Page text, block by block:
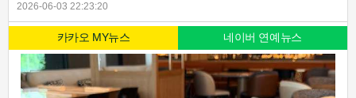
2026-06-03 22:23:20
카카오 MY뉴스 네이버 연예뉴스